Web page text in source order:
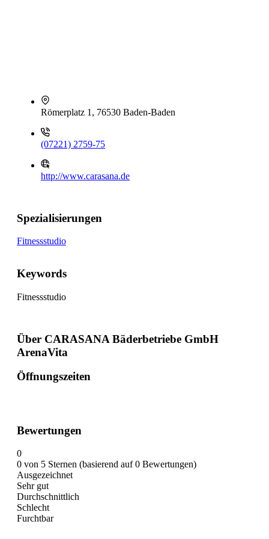
Römerplatz 1, 76530 Baden-Baden
(07221) 2759-75
http://www.carasana.de
Spezialisierungen
Fitnessstudio
Keywords
Fitnessstudio
Über CARASANA Bäderbetriebe GmbH
ArenaVita
Öffnungszeiten
Bewertungen
0
0 von 5 Sternen (basierend auf 0 Bewertungen)
Ausgezeichnet
Sehr gut
Durchschnittlich
Schlecht
Furchtbar